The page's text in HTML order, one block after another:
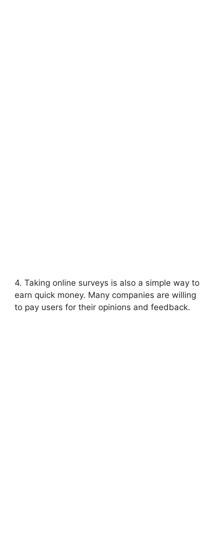
4. Taking online surveys is also a simple way to
earn quick money. Many companies are willing
to pay users for their opinions and feedback.